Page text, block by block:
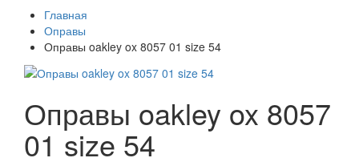
Главная
Оправы
Оправы oakley ox 8057 01 size 54
Оправы oakley ox 8057
01 size 54